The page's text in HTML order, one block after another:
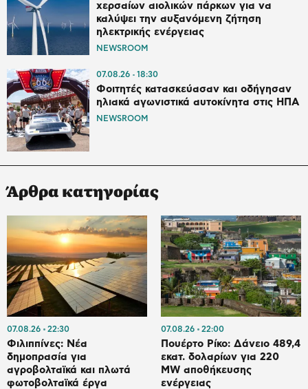
χερσαίων αιολικών πάρκων για να
καλύψει την αυξανόμενη ζήτηση
ηλεκτρικής ενέργειας
NEWSROOM
07.08.26 18:30
Φοιτητές κατασκεύασαν και οδήγησαν
ηλιακά αγωνιστικά αυτοκίνητα στις ΗΠΑ
NEWSROOM
Άρθρα κατηγορίας
07.08.26 22:30
Φιλιππίνες: Νέα
δημοπρασία για
αγροβολταϊκά και πλωτά
φωτοβολταϊκά έργα
07.08.26 22:00
Πουέρτο Ρίκο: Δάνειο 489,4
εκατ. δολαρίων για 220
MW αποθήκευσης
ενέργειας